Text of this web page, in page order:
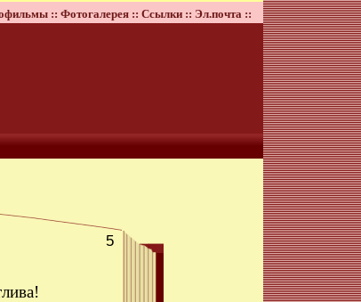
:: Фотогалерея :: Ссылки :: Эл.почта ::
5